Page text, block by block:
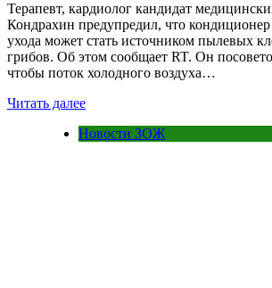
Терапевт, кардиолог кандидат
Кондрахин предупредил, что кондиционер
ухода может стать источником пылевых
грибов. Об этом сообщает RT. Он
чтобы поток холодного воздуха…
Читать далее
Новости ЗОЖ